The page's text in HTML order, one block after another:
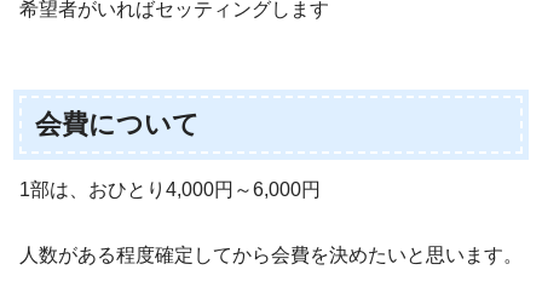
希望者がいればセッティングします
会費について
1部は、おひとり4,000円～6,000円
人数がある程度確定してから会費を決めたいと思います。